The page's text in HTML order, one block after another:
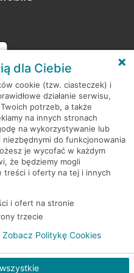
Wszelkie prawa zastrzeżone
dla Ciebie
cookie (tzw. ciasteczek) i
działanie serwisu,
potrzeb, a także
na innych stronach
na wykorzystywanie lub
do funkcjonowania
je wycofać w każdym
że będziemy mogli
treści i oferty na tej i innych
i ofert na stronie
trzecie
Zobacz Politykę Cookies